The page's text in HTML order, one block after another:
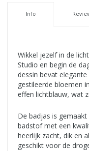
Info
Wikkel jezelf in de
Studio en begin de
dessin bevat
gestileerde bloemen
effen lichtblauw, wat
De badjas is
badstof met een
heerlijk zacht, dik en
geschikt voor de